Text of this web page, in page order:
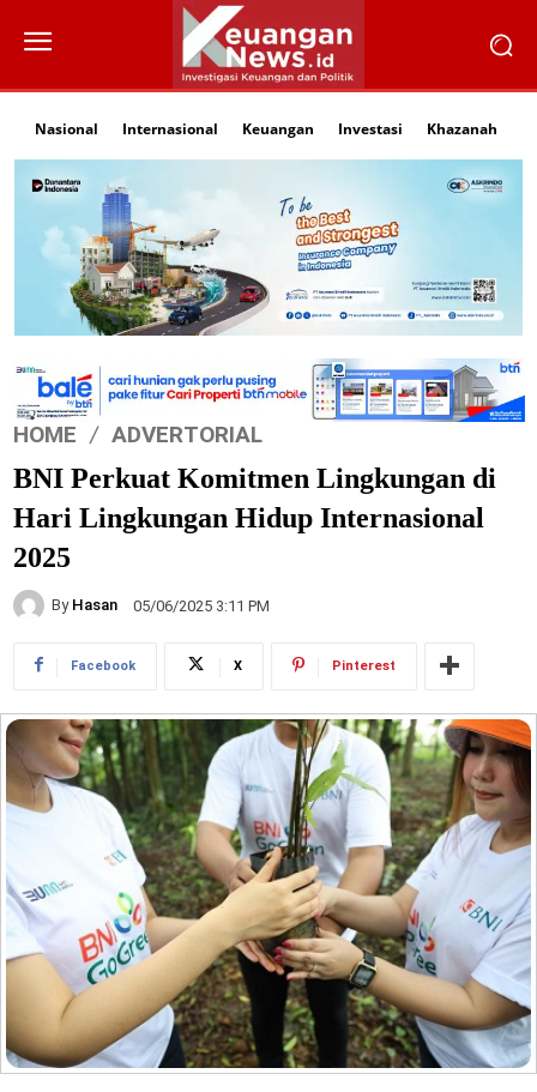
Nasional Internasional Keuangan Investasi Khazanah
HOME ADVERTORIAL
BNI Perkuat Komitmen Lingkungan di
Hari Lingkungan Hidup Internasional
2025
By Hasan 05/06/2025 3:11 PM
Facebook X Pinterest